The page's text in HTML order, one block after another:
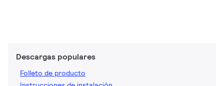
Descargas populares
Folleto de producto